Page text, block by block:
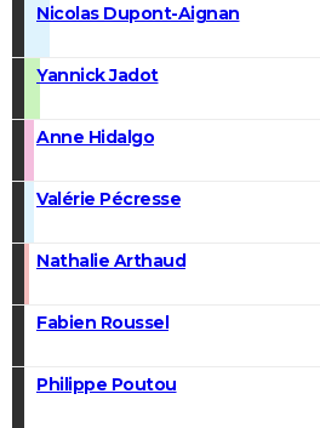
Nicolas Dupont-Aignan
Yannick Jadot
Anne Hidalgo
Valérie Pécresse
Nathalie Arthaud
Fabien Roussel
Philippe Poutou